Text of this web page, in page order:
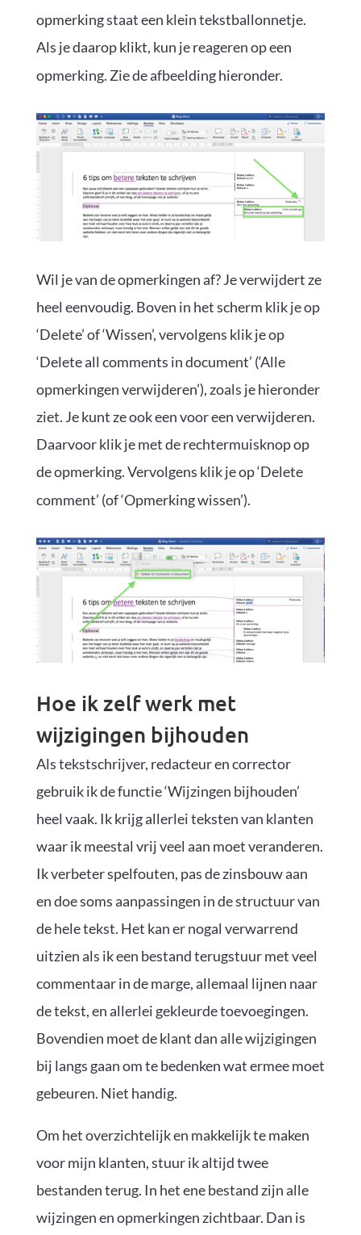
opmerking staat een klein tekstballonnetje.
Als je daarop klikt, kun je reageren op een
opmerking. Zie de afbeelding hieronder.
Wil je van de opmerkingen af? Je verwijdert ze
heel eenvoudig. Boven in het scherm klik je op
‘Delete’ of ‘Wissen’, vervolgens klik je op
‘Delete all comments in document’ (‘Alle
opmerkingen verwijderen’), zoals je hieronder
ziet. Je kunt ze ook een voor een verwijderen.
Daarvoor klik je met de rechtermuisknop op
de opmerking. Vervolgens klik je op ‘Delete
comment’ (of ‘Opmerking wissen’).
Hoe ik zelf werk met
wijzigingen bijhouden
Als tekstschrijver, redacteur en corrector
gebruik ik de functie ‘Wijzingen bijhouden’
heel vaak. Ik krijg allerlei teksten van klanten
waar ik meestal vrij veel aan moet veranderen.
Ik verbeter spelfouten, pas de zinsbouw aan
en doe soms aanpassingen in de structuur van
de hele tekst. Het kan er nogal verwarrend
uitzien als ik een bestand terugstuur met veel
commentaar in de marge, allemaal lijnen naar
de tekst, en allerlei gekleurde toevoegingen.
Bovendien moet de klant dan alle wijzigingen
bij langs gaan om te bedenken wat ermee moet
gebeuren. Niet handig.
Om het overzichtelijk en makkelijk te maken
voor mijn klanten, stuur ik altijd twee
bestanden terug. In het ene bestand zijn alle
wijzingen en opmerkingen zichtbaar. Dan is